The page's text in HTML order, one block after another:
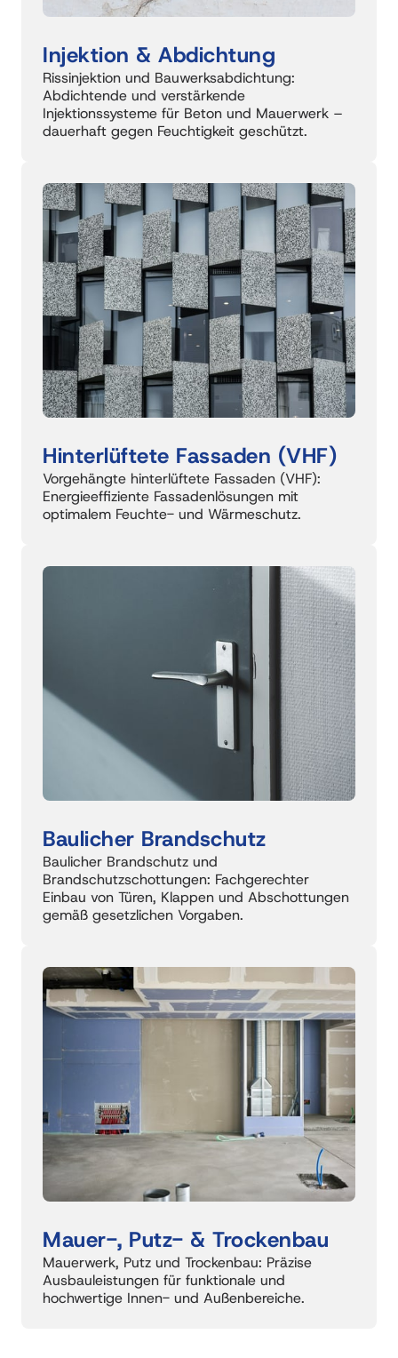
Injektion & Abdichtung
Rissinjektion und Bauwerksabdichtung:
Abdichtende und verstärkende
Injektionssysteme für Beton und Mauerwerk –
Hinterlüftete Fassaden (VHF)
Vorgehängte hinterlüftete Fassaden (VHF):
Energieeffiziente Fassadenlösungen mit
Baulicher Brandschutz
Baulicher Brandschutz und
Brandschutzschottungen: Fachgerechter
Einbau von Türen, Klappen und Abschottungen
Mauer-, Putz- & Trockenbau
Mauerwerk, Putz und Trockenbau: Präzise
Ausbauleistungen für funktionale und
hochwertige Innen- und Außenbereiche.